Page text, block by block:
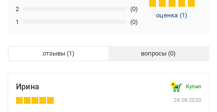
1 (0)
2 (0)
оценка (1)
отзывы вопросы
Ирина Купил
24.08.2020